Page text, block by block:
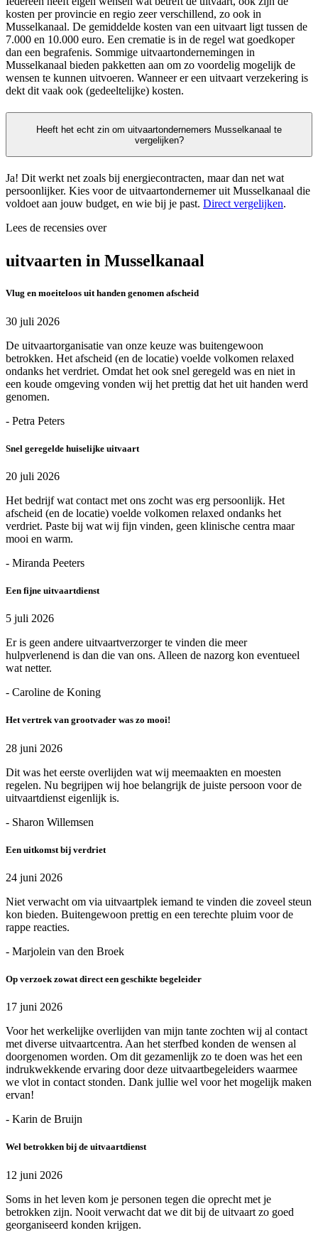
kosten per provincie en regio zeer verschillend, zo ook in
Musselkanaal. De gemiddelde kosten van een uitvaart ligt tussen de
7.000 en 10.000 euro. Een crematie is in de regel wat goedkoper
dan een begrafenis. Sommige uitvaartondernemingen in
Musselkanaal bieden pakketten aan om zo voordelig mogelijk de
wensen te kunnen uitvoeren. Wanneer er een uitvaart verzekering is
dekt dit vaak ook (gedeeltelijke) kosten.
Heeft het echt zin om uitvaartondernemers Musselkanaal te
vergelijken?
Ja! Dit werkt net zoals bij energiecontracten, maar dan net wat
persoonlijker. Kies voor de uitvaartondernemer uit Musselkanaal die
voldoet aan jouw budget, en wie bij je past. Direct vergelijken.
Lees de recensies over
uitvaarten in Musselkanaal
Vlug en moeiteloos uit handen genomen afscheid
30 juli 2026
De uitvaartorganisatie van onze keuze was buitengewoon
betrokken. Het afscheid (en de locatie) voelde volkomen relaxed
ondanks het verdriet. Omdat het ook snel geregeld was en niet in
een koude omgeving vonden wij het prettig dat het uit handen werd
genomen.
- Petra Peters
Snel geregelde huiselijke uitvaart
20 juli 2026
Het bedrijf wat contact met ons zocht was erg persoonlijk. Het
afscheid (en de locatie) voelde volkomen relaxed ondanks het
verdriet. Paste bij wat wij fijn vinden, geen klinische centra maar
mooi en warm.
- Miranda Peeters
Een fijne uitvaartdienst
5 juli 2026
Er is geen andere uitvaartverzorger te vinden die meer
hulpverlenend is dan die van ons. Alleen de nazorg kon eventueel
wat netter.
- Caroline de Koning
Het vertrek van grootvader was zo mooi!
28 juni 2026
Dit was het eerste overlijden wat wij meemaakten en moesten
regelen. Nu begrijpen wij hoe belangrijk de juiste persoon voor de
uitvaartdienst eigenlijk is.
- Sharon Willemsen
Een uitkomst bij verdriet
24 juni 2026
Niet verwacht om via uitvaartplek iemand te vinden die zoveel steun
kon bieden. Buitengewoon prettig en een terechte pluim voor de
rappe reacties.
- Marjolein van den Broek
Op verzoek zowat direct een geschikte begeleider
17 juni 2026
Voor het werkelijke overlijden van mijn tante zochten wij al contact
met diverse uitvaartcentra. Aan het sterfbed konden de wensen al
doorgenomen worden. Om dit gezamenlijk zo te doen was het een
indrukwekkende ervaring door deze uitvaartbegeleiders waarmee
we vlot in contact stonden. Dank jullie wel voor het mogelijk maken
ervan!
- Karin de Bruijn
Wel betrokken bij de uitvaartdienst
12 juni 2026
Soms in het leven kom je personen tegen die oprecht met je
betrokken zijn. Nooit verwacht dat we dit bij de uitvaart zo goed
georganiseerd konden krijgen.